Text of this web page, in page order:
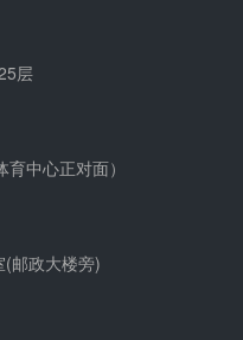
证明双方的借贷关
关系。
？
层
中心正对面）
邮政大楼旁)